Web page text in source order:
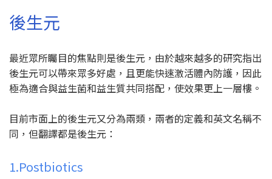
後生元
最近眾所矚目的焦點則是後生元，由於越來越多的研究指出
後生元可以帶來眾多好處，且更能快速激活體內防護，因此
極為適合與益生菌和益生質共同搭配，使效果更上一層樓。
目前市面上的後生元又分為兩類，兩者的定義和英文名稱不
同，但翻譯都是後生元：
1.Postbiotics